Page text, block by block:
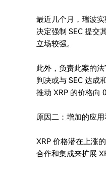
最近几个月，瑞波
决定强制 SEC 提交
立场较强。
此外，负责此案的
判决或与 SEC 达成
推动 XRP 的价格向
原因二：增加的应
XRP 价格潜在上涨
合作和集成来扩展